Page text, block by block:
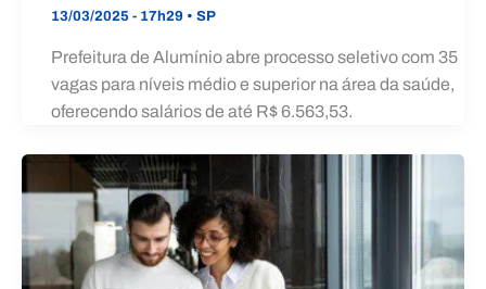
13/03/2025 - 17h29 • SP
Prefeitura de Alumínio abre processo seletivo com 35
vagas para níveis médio e superior na área da saúde,
oferecendo salários de até R$ 6.563,53.